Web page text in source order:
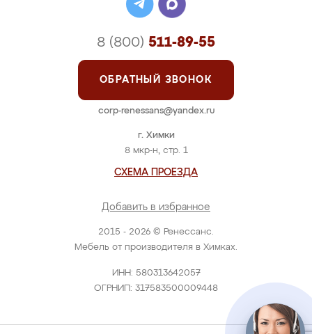
2015 - 2026 © Ренессанс.
Мебель от производителя в Химках.
ИНН: 580313642057
ОГРНИП: 317583500009448
г. Химки
8 мкр-н, стр. 1
СХЕМА ПРОЕЗДА
Добавить в избранное
8 (800) 511-89-55
ОБРАТНЫЙ ЗВОНОК
corp-renessans@yandex.ru